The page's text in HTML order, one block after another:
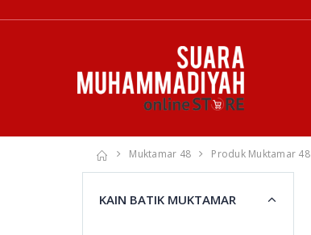
Muktamar 48 Produk Muktamar 48
KAIN BATIK MUKTAMAR